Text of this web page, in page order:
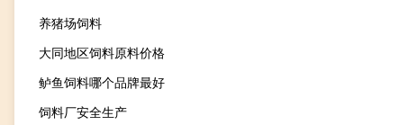
养猪场饲料
大同地区饲料原料价格
鲈鱼饲料哪个品牌最好
饲料厂安全生产